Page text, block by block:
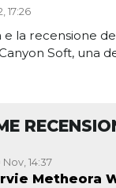
17:26
e la recensione
Soft, una
Nov, 14:37
Metheora